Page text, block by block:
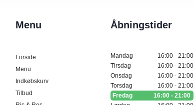
Menu
Forside
Menu
Indkøbskurv
Tilbud
Åbningstider
Mandag
16:00 - 21:00
Tirsdag
16:00 - 21:00
Onsdag
16:00 - 21:00
Torsdag
16:00 - 21:00
Fredag
16:00 - 21:00